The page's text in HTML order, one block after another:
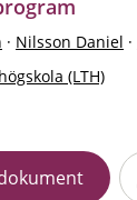
· Nilsson Daniel ·
(LTH)